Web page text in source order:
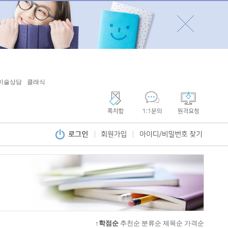
술상담 클래식
↑학점순 추천순 분류순 제목순 가격순